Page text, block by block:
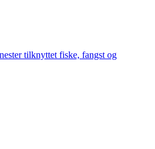
tilknyttet fiske, fangst og